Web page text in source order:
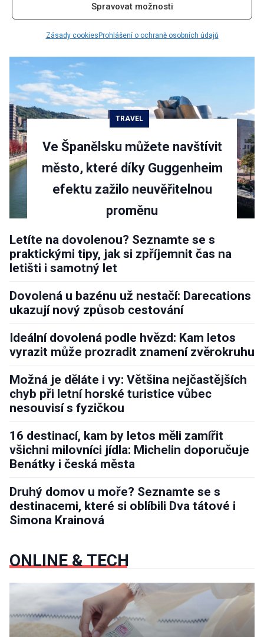
Spravovat možnosti
Zásady cookiesProhlášení o ochraně osobních údajů
TRAVELINSPIRACE
TRAVEL
Ve Španělsku můžete navštívit
město, které díky Guggenheim
efektu zažilo neuvěřitelnou
proměnu
Letíte na dovolenou? Seznamte se s
praktickými tipy, jak si zpříjemnit čas na
letišti i samotný let
Dovolená u bazénu už nestačí: Darecations
ukazují nový způsob cestování
Ideální dovolená podle hvězd: Kam letos
vyrazit může prozradit znamení zvěrokruhu
Možná je děláte i vy: Většina nejčastějších
chyb při letní horské turistice vůbec
nesouvisí s fyzičkou
16 destinací, kam by letos měli zamířit
všichni milovníci jídla: Michelin doporučuje
Benátky i česká města
Druhý domov u moře? Seznamte se s
destinacemi, které si oblíbili Dva tátové i
Simona Krainová
ONLINE & TECH